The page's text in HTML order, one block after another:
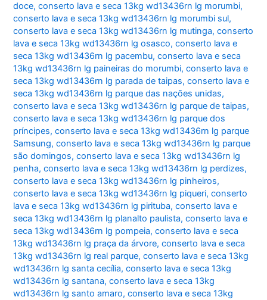
doce,conserto lava e seca 13kg wd13436rn lg morumbi,
conserto lava e seca 13kg wd13436rn lg morumbi sul,
conserto lava e seca 13kg wd13436rn lg mutinga,conserto
lava e seca 13kg wd13436rn lg osasco,conserto lava e
seca 13kg wd13436rn lg pacembu,conserto lava e seca
13kg wd13436rn lg paineiras do morumbi,conserto lava e
seca 13kg wd13436rn lg parada de taipas,conserto lava e
seca 13kg wd13436rn lg parque das nações unidas,
conserto lava e seca 13kg wd13436rn lg parque de taipas,
conserto lava e seca 13kg wd13436rn lg parque dos
príncipes,conserto lava e seca 13kg wd13436rn lg parque
Samsung,conserto lava e seca 13kg wd13436rn lg parque
são domingos,conserto lava e seca 13kg wd13436rn lg
penha,conserto lava e seca 13kg wd13436rn lg perdizes,
conserto lava e seca 13kg wd13436rn lg pinheiros,
conserto lava e seca 13kg wd13436rn lg piqueri,conserto
lava e seca 13kg wd13436rn lg pirituba,conserto lava e
seca 13kg wd13436rn lg planalto paulista,conserto lava e
seca 13kg wd13436rn lg pompeia,conserto lava e seca
13kg wd13436rn lg praça da árvore,conserto lava e seca
13kg wd13436rn lg real parque,conserto lava e seca 13kg
wd13436rn lg santa cecília,conserto lava e seca 13kg
wd13436rn lg santana,conserto lava e seca 13kg
wd13436rn lg santo amaro,conserto lava e seca 13kg